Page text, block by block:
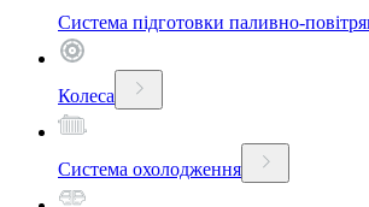
Система підготовки паливно-
Колеса
Система охолодження